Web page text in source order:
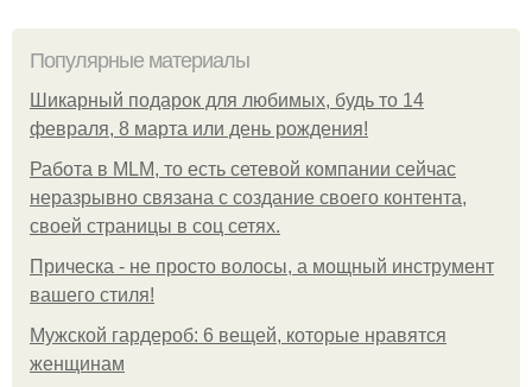
Популярные материалы
Шикарный подарок для любимых, будь то 14
февраля, 8 марта или день рождения!
Работа в MLM, то есть сетевой компании сейчас
неразрывно связана с создание своего контента,
своей страницы в соц сетях.
Прическа - не просто волосы, а мощный инструмент
вашего стиля!
Мужской гардероб: 6 вещей, которые нравятся
женщинам